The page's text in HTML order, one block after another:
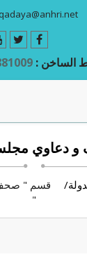
qadaya@anhri.net
الساخن :
دعاوي
قسم " صحف
"